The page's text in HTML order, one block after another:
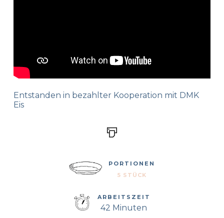
Entstanden in bezahlter Kooperation mit DMK
Eis
PORTIONEN
5 STÜCK
ARBEITSZEIT
42 Minuten